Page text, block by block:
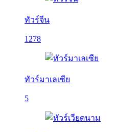
ทัวร์จีน
1278
ทัวร์มาเลเซีย
5